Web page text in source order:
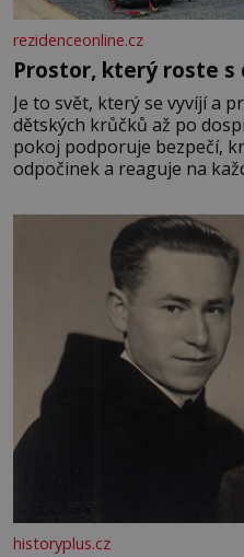
rezidenceonline.cz
Prostor, který roste s
Je to svět, který se vyvíjí a
dětských krůčků až po
pokoj podporuje bezpečí,
odpočinek a reaguje na
měkkost a bezpečí, proto
především klidně a útulně.
historyplus.cz